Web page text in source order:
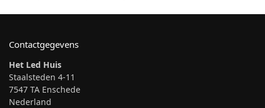
Contactgegevens
Het Led Huis
Staalsteden 4-11
7547 TA Enschede
Nederland